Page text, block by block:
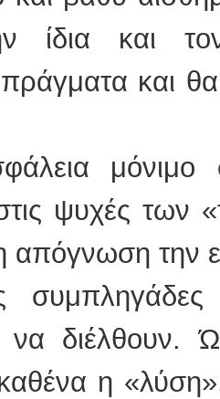
ίδια και
πράγματα και
μόνιμο
ψυχές των
απόγνωση την
να διέλθουν.
καθένα η